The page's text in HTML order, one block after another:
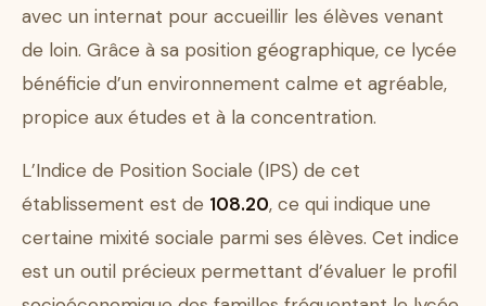
avec un internat pour accueillir les élèves venant
de loin. Grâce à sa position géographique, ce lycée
bénéficie d’un environnement calme et agréable,
propice aux études et à la concentration.
L’Indice de Position Sociale (IPS) de cet
établissement est de 108.20, ce qui indique une
certaine mixité sociale parmi ses élèves. Cet indice
est un outil précieux permettant d’évaluer le profil